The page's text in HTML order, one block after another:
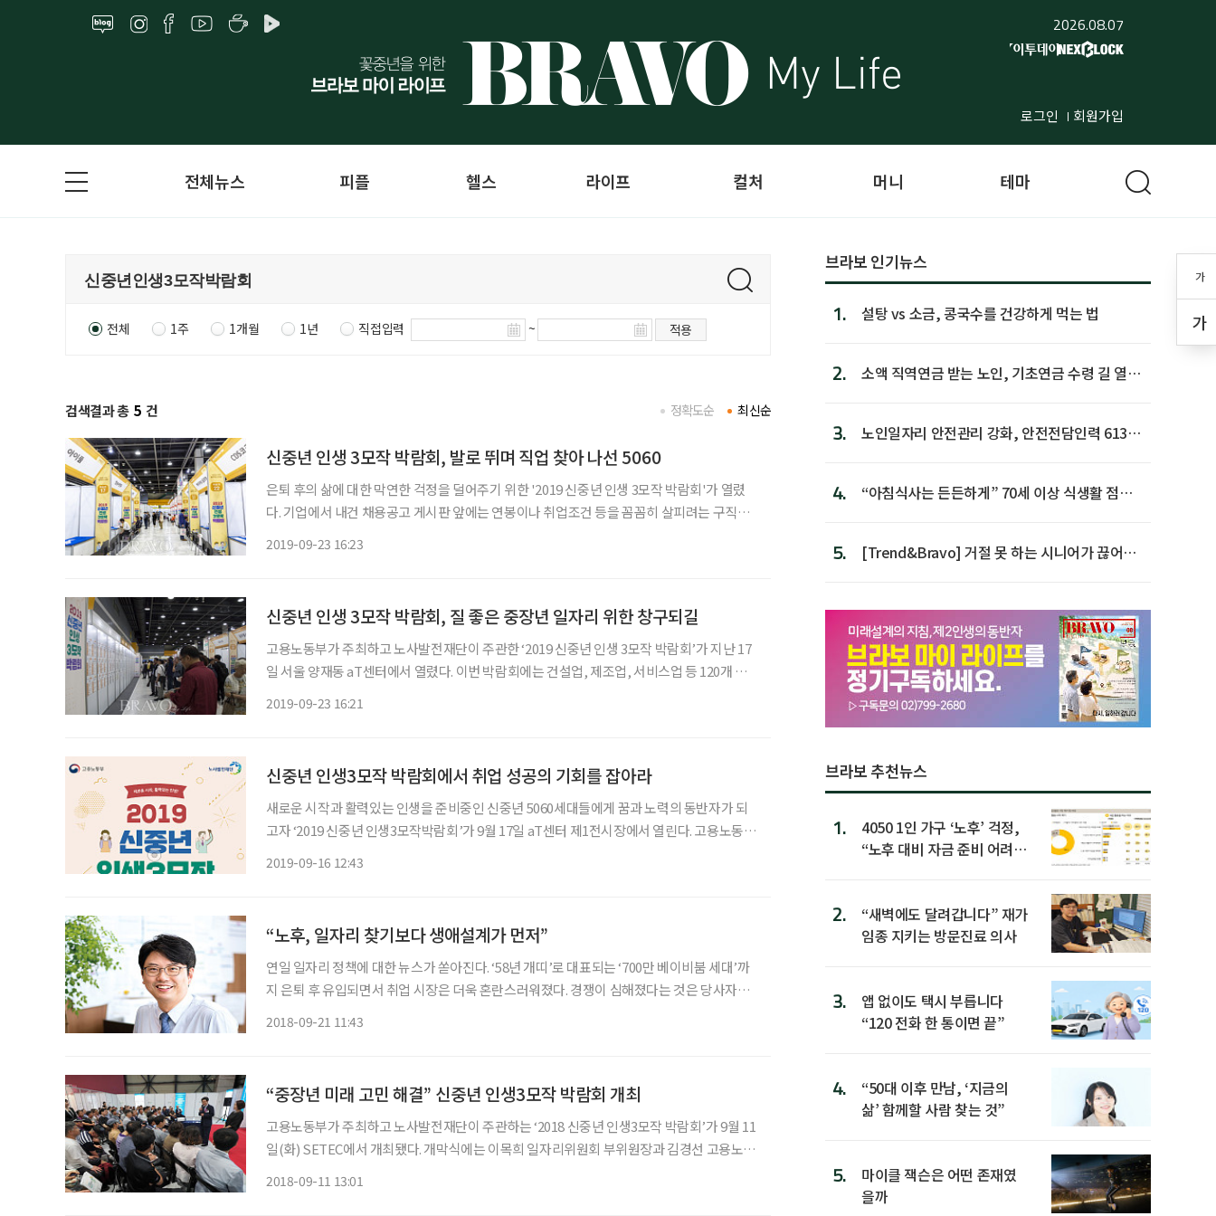
2026.08.07
로그인 회원가입
가
가
전체뉴스 피플 헬스 라이프 컬처 머니 테마
전체 1주 1개월 1년 직접입력 ~ 적용
검색결과 총 5 건 최신순
정확도순
신중년 인생 3모작 박람회, 발로 뛰며 직업 찾아 나선 5060
은퇴 후의 삶에 대한 막연한 걱정을 덜어주기 위한 '2019 신중년 인생 3모작 박람회'가 열렸
다. 기업에서 내건 채용공고 게시판 앞에는 연봉이나 취업조건 등을 꼼꼼히 살피려는 구직자
2019-09-23 16:23
신중년 인생 3모작 박람회, 질 좋은 중장년 일자리 위한 창구되길
고용노동부가 주최하고 노사발전재단이 주관한 ‘2019 신중년 인생 3모작 박람회’가 지난 17
일 서울 양재동 aT센터에서 열렸다. 이번 박람회에는 건설업, 제조업, 서비스업 등 120개 업
2019-09-23 16:21
신중년 인생3모작 박람회에서 취업 성공의 기회를 잡아라
새로운 시작과 활력있는 인생을 준비중인 신중년 5060세대들에게 꿈과 노력의 동반자가 되
고자 ‘2019 신중년 인생3모작박람회’가 9월 17일 aT센터 제1전시장에서 열린다. 고용노동부
2019-09-16 12:43
“노후, 일자리 찾기보다 생애설계가 먼저”
연일 일자리 정책에 대한 뉴스가 쏟아진다. ‘58년 개띠’로 대표되는 ‘700만 베이비붐 세대’까
지 은퇴 후 유입되면서 취업 시장은 더욱 혼란스러워졌다. 경쟁이 심해졌다는 것은 당사자들
2018-09-21 11:43
“중장년 미래 고민 해결” 신중년 인생3모작 박람회 개최
고용노동부가 주최하고 노사발전재단이 주관하는 ‘2018 신중년 인생3모작 박람회’가 9월 11
일(화) SETEC에서 개최됐다. 개막식에는 이목희 일자리위원회 부위원장과 김경선 고용노동
2018-09-11 13:01
브라보 인기뉴스
1. 설탕 vs 소금, 콩국수를 건강하게 먹는 법
2.
소액 직역연금 받는 노인, 기초연금 수령 길 열린
3.
노인일자리 안전관리 강화, 안전전담인력 613명
4.
“아침식사는 든든하게” 70세 이상 식생활 점수
5.
[Trend&Bravo] 거절 못 하는 시니어가 끊어야
브라보 추천뉴스
1.
4050 1인 가구 ‘노후’ 걱정,
“노후 대비 자금 준비 어려
2.
“새벽에도 달려갑니다” 재가
임종 지키는 방문진료 의사
3.
앱 없이도 택시 부릅니다
“120 전화 한 통이면 끝”
4.
“50대 이후 만남, ‘지금의
삶’ 함께할 사람 찾는 것”
5.
마이클 잭슨은 어떤 존재였
을까